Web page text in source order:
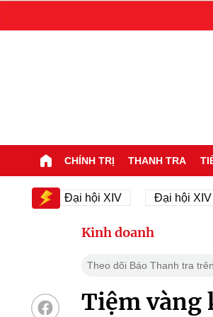
CHÍNH TRỊ THANH TRA
Đại hội XIV Đại hội XIV
Kinh doanh
Theo dõi Báo Thanh tra trên
Tiệm vàng